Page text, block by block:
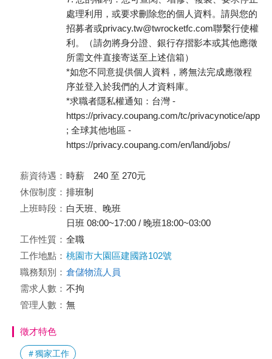
處理利用，或要求刪除您的個人資料。請與您的
招募者或privacy.tw@twrocketfc.com聯繫行使權
利。（請勿將身分證、銀行存摺影本或其他應徵
所需文件直接寄送至上述信箱）
*如您不同意提供個人資料，將無法完成應徵程
序並登入於我們的人才資料庫。
*求職者隱私權通知：台灣 -
https://privacy.coupang.com/tc/privacynotice/
; 全球其他地區 -
https://privacy.coupang.com/en/land/jobs/
薪資待遇： 時薪 240 至 270元
休假制度： 排班制
上班時段： 白天班、晚班
日班 08:00~17:00 / 晚班18:00~03:00
工作性質： 全職
工作地點： 桃園市大園區建國路102號
職務類別： 倉儲物流人員
需求人數： 不拘
管理人數： 無
徵才特色
＃獨家工作